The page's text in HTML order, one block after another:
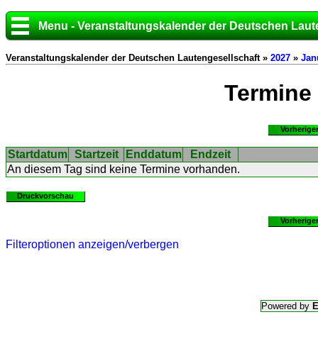
Menu - Veranstaltungskalender der Deutschen
Veranstaltungskalender der Deutschen Lautengesellschaft » 2027 »
Termine
Startdatum Startzeit Enddatum
Endzeit
An diesem Tag sind keine Termine vorhanden.
Druckvorschau
Filteroptionen anzeigen/verbergen
Powered by